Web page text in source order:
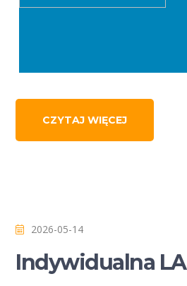
CZYTAJ WIĘCEJ
2026-05-14
Indywidualna LA